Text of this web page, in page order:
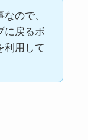
ので、
に戻るボ
利用して